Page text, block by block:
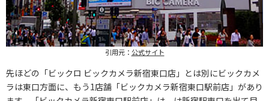
引用元： 公式サイト
先ほどの「ビックロ ビックカメラ新宿東口店」とは別にビックカメ
ラは東口方面に、もう1店舗「ビックカメラ新宿東口駅前店」があり